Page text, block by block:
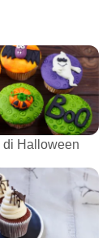
di Halloween